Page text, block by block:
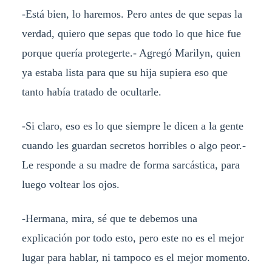
-Está bien, lo haremos. Pero antes de que sepas la
verdad, quiero que sepas que todo lo que hice fue
porque quería protegerte.- Agregó Marilyn, quien
ya estaba lista para que su hija supiera eso que
tanto había tratado de ocultarle.
-Si claro, eso es lo que siempre le dicen a la gente
cuando les guardan secretos horribles o algo peor.-
Le responde a su madre de forma sarcástica, para
luego voltear los ojos.
-Hermana, mira, sé que te debemos una
explicación por todo esto, pero este no es el mejor
lugar para hablar, ni tampoco es el mejor momento.